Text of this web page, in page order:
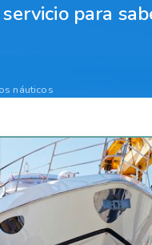
para
náuticos